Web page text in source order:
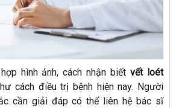
hình ảnh, cách nhận biếtvết loét
cách điều trị bệnh hiện nay. Người
cần giải đáp có thể liên hệ bác sĩ